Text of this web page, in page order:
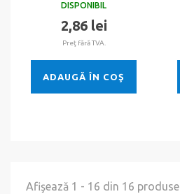
DISPONIBIL
2,86 lei
Preţ fără TVA.
ADAUGĂ ÎN COŞ
Afişează 1 - 16 din 16 produse